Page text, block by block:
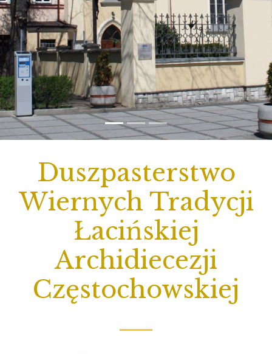
Duszpasterstwo
Wiernych Tradycji
Łacińskiej
Archidiecezji
Częstochowskiej